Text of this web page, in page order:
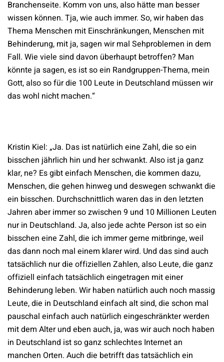
Branchenseite. Komm von uns, also hätte man besser
wissen können. Tja, wie auch immer. So, wir haben das
Thema Menschen mit Einschränkungen, Menschen mit
Behinderung, mit ja, sagen wir mal Sehproblemen in dem
Fall. Wie viele sind davon überhaupt betroffen? Man
könnte ja sagen, es ist so ein Randgruppen-Thema, mein
Gott, also so für die 100 Leute in Deutschland müssen wir
das wohl nicht machen.“
Kristin Kiel: „Ja. Das ist natürlich eine Zahl, die so ein
bisschen jährlich hin und her schwankt. Also ist ja ganz
klar, ne? Es gibt einfach Menschen, die kommen dazu,
Menschen, die gehen hinweg und deswegen schwankt die
ein bisschen. Durchschnittlich waren das in den letzten
Jahren aber immer so zwischen 9 und 10 Millionen Leuten
nur in Deutschland. Ja, also jede achte Person ist so ein
bisschen eine Zahl, die ich immer gerne mitbringe, weil
das dann noch mal einem klarer wird. Und das sind auch
tatsächlich nur die offiziellen Zahlen, also Leute, die ganz
offiziell einfach tatsächlich eingetragen mit einer
Behinderung leben. Wir haben natürlich auch noch massig
Leute, die in Deutschland einfach alt sind, die schon mal
pauschal einfach auch natürlich eingeschränkter werden
mit dem Alter und eben auch, ja, was wir auch noch haben
in Deutschland ist so ganz schlechtes Internet an
manchen Orten. Auch die betrifft das tatsächlich ein